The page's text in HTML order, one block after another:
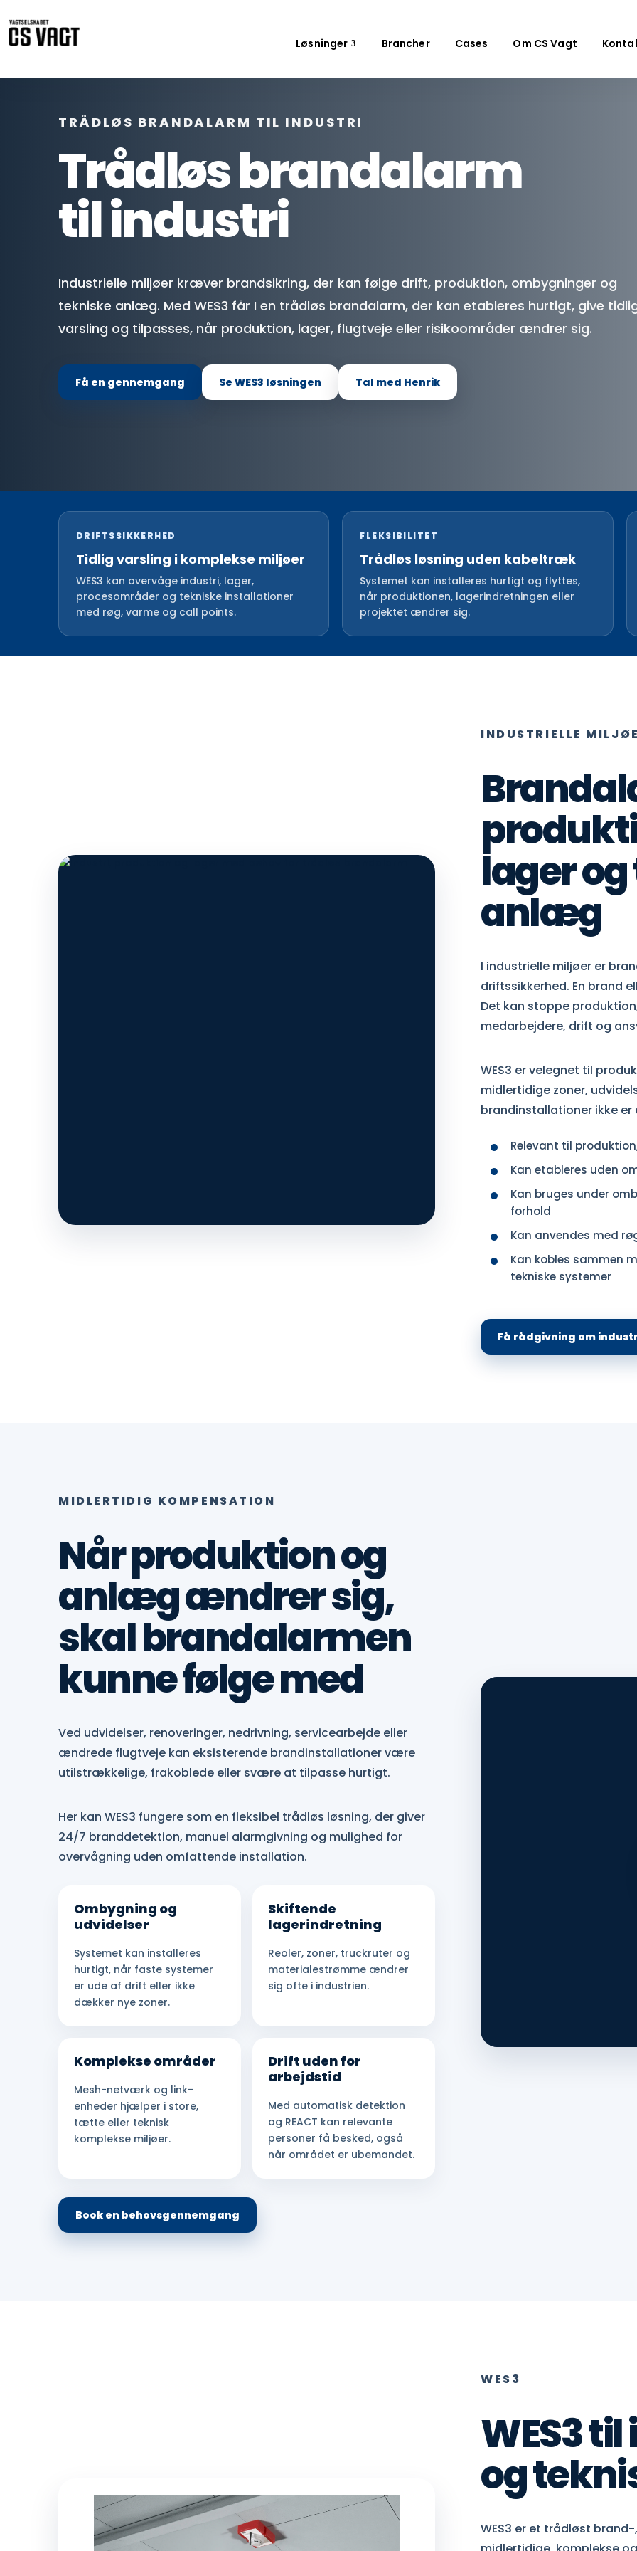
Løsninger Brancher Cases Om CS Vagt
TRÅDLØS BRANDALARM TIL INDUSTRI
Trådløs brandalarm
til industri
Industrielle miljøer kræver brandsikring, der kan følge drift, produktion, ombygninger og
tekniske anlæg. Med WES3 får I en trådløs brandalarm, der kan etableres hurtigt, give
varsling og tilpasses, når produktion, lager, flugtveje eller risikoområder ændrer sig.
Få en gennemgang Se WES3 løsningen Tal med Henrik
DRIFTSSIKKERHED
Tidlig varsling i komplekse miljøer
WES3 kan overvåge industri, lager,
procesområder og tekniske installationer
med røg, varme og call points.
FLEKSIBILITET
Trådløs løsning uden kabeltræk
Systemet kan installeres hurtigt og flyttes,
når produktionen, lagerindretningen eller
projektet ændrer sig.
INDUSTRIELLE
lager
anlæg
I industrielle miljøer er
driftssikkerhed. En brand
Det kan stoppe
medarbejdere, drift og
WES3 er velegnet til
midlertidige zoner,
brandinstallationer ikke
Relevant til
Kan etableres uden
Kan bruges under
forhold
Kan anvendes med
Kan kobles sammen
tekniske systemer
Få rådgivning om
MIDLERTIDIG KOMPENSATION
Når produktion og
anlæg ændrer sig,
skal brandalarmen
kunne følge med
Ved udvidelser, renoveringer, nedrivning, servicearbejde eller
ændrede flugtveje kan eksisterende brandinstallationer være
utilstrækkelige, frakoblede eller svære at tilpasse hurtigt.
Her kan WES3 fungere som en fleksibel trådløs løsning, der giver
24/7 branddetektion, manuel alarmgivning og mulighed for
overvågning uden omfattende installation.
Ombygning og
udvidelser
Systemet kan installeres
hurtigt, når faste systemer
er ude af drift eller ikke
dækker nye zoner.
Skiftende
lagerindretning
Reoler, zoner, truckruter og
materialestrømme ændrer
sig ofte i industrien.
Komplekse områder
Mesh-netværk og link-
enheder hjælper i store,
tætte eller teknisk
komplekse miljøer.
Drift uden for
arbejdstid
Med automatisk detektion
og REACT kan relevante
personer få besked, også
når området er ubemandet.
Book en behovsgennemgang
WES3
WES3
og
WES3 er et trådløst